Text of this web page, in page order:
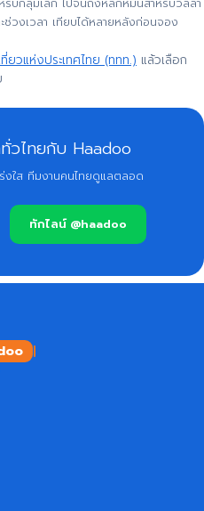
วงเวลา เทียบได้หลายหลังก่อนจอง
ยวแห่งประเทศไทย (ททท.) แล้วเลือก
วไทยกับ Haadoo
ใส ทีมงานคนไทยดูแลตลอด
ทักไลน์ @haadoo